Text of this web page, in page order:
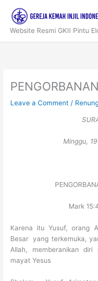
content
Website Resmi GKII Pintu
Leave a Comment /
Minggu,
Mark
Karena itu Yusuf, orang
Besar yang terkemuka,
Allah, memberanikan
mayat Yesus